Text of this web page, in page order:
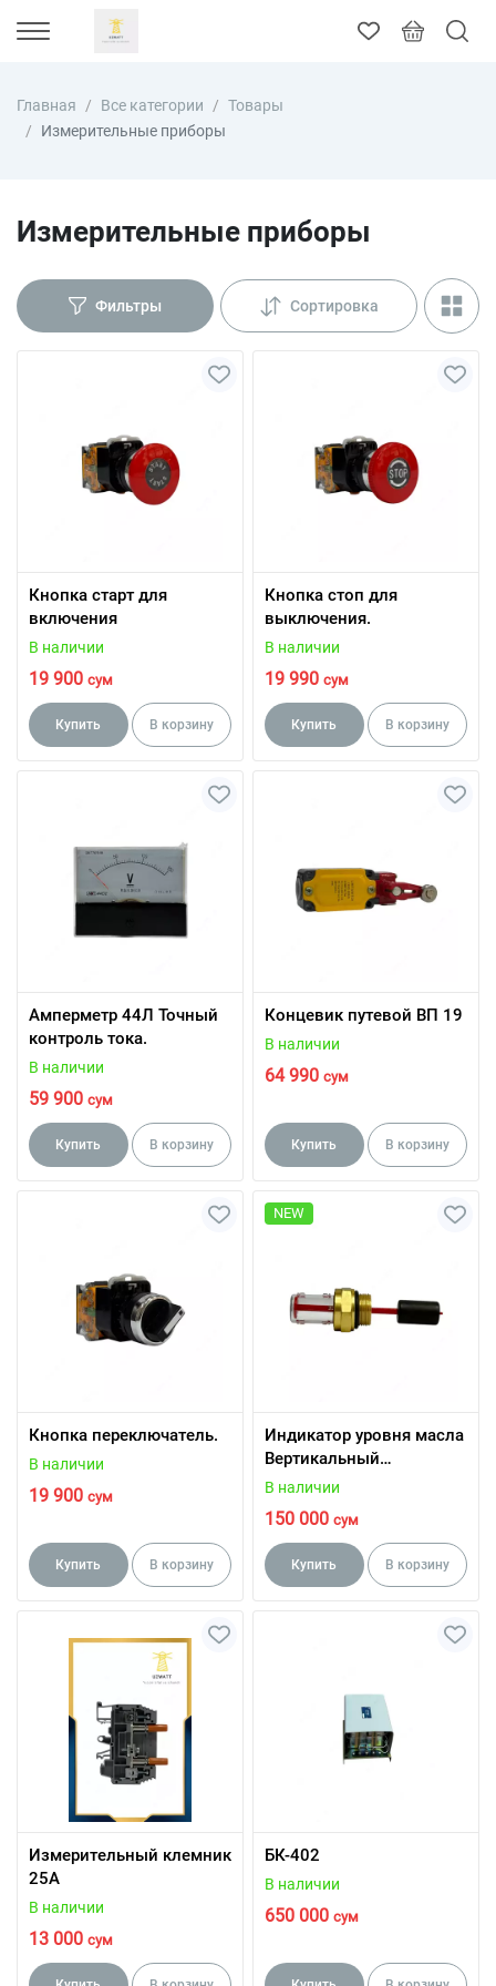
Главная Все категории
Товары
Измерительные приборы
Измерительные приборы
Фильтры Сортировка
Кнопка старт для
включения
В наличии
19 900 сум
Купить В корзину
Кнопка стоп для
выключения.
В наличии
19 990 сум
Купить В корзину
Амперметр 44Л Точный
контроль тока.
В наличии
59 900 сум
Купить В корзину
Концевик путевой ВП 19
В наличии
64 990 сум
Купить В корзину
Кнопка переключатель.
В наличии
19 900 сум
Купить В корзину
NEW
Индикатор уровня масла
Вертикальный
индикатор уровня.
В наличии
150 000 сум
Купить В корзину
Измерительный клемник
25А
В наличии
13 000 сум
БК-402
В наличии
650 000 сум